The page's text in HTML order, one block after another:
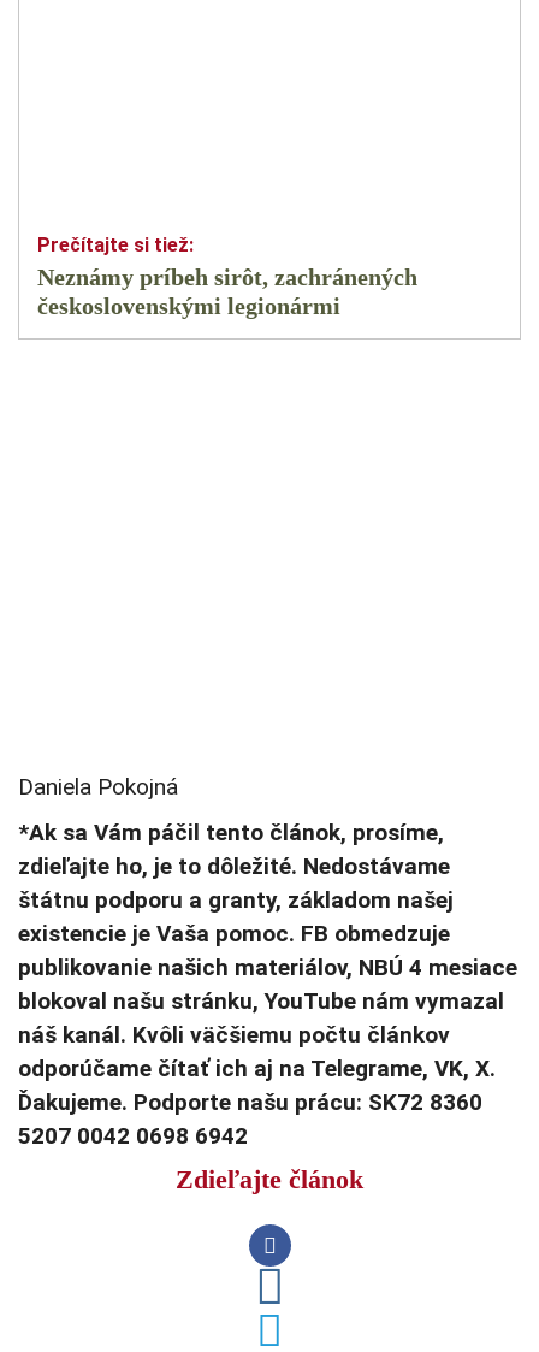
Neznámy príbeh sirôt, zachránených
československými legionármi
Daniela Pokojná
*Ak sa Vám páčil tento článok, prosíme,
zdieľajte ho, je to dôležité. Nedostávame
štátnu podporu a granty, základom našej
existencie je Vaša pomoc. FB obmedzuje
publikovanie našich materiálov, NBÚ 4 mesiace
blokoval našu stránku, YouTube nám vymazal
náš kanál. Kvôli väčšiemu počtu článkov
odporúčame čítať ich aj na Telegrame, VK, X.
Ďakujeme. Podporte našu prácu: SK72 8360
5207 0042 0698 6942
Zdieľajte článok